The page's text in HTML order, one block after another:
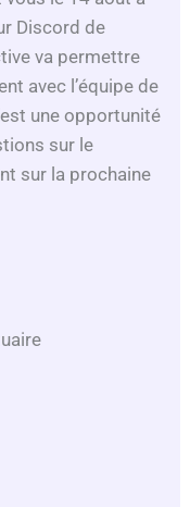
Discord de
va permettre
avec l’équipe de
une opportunité
sur le
sur la prochaine